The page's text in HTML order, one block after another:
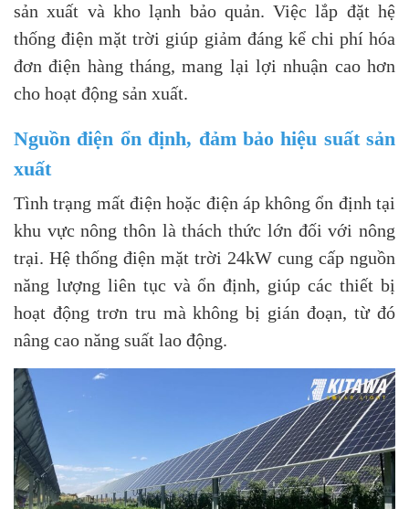
sản xuất và kho lạnh bảo quản. Việc lắp đặt hệ
thống điện mặt trời giúp giảm đáng kể chi phí hóa
đơn điện hàng tháng, mang lại lợi nhuận cao hơn
cho hoạt động sản xuất.
Nguồn điện ổn định, đảm bảo hiệu suất sản
xuất
Tình trạng mất điện hoặc điện áp không ổn định tại
khu vực nông thôn là thách thức lớn đối với nông
trại. Hệ thống điện mặt trời 24kW cung cấp nguồn
năng lượng liên tục và ổn định, giúp các thiết bị
hoạt động trơn tru mà không bị gián đoạn, từ đó
nâng cao năng suất lao động.